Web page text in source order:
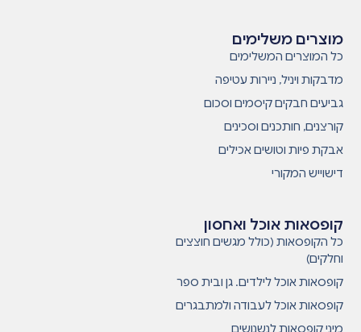
קופסאות אוכל ואחסון
כל הקופסאות (כולל מגשים חוצצים
וחלקים)
קופסאות אוכל לילדים. גן ובית ספר
קופסאות אוכל לעבודה ולמתבגרים
מיני קופסאות לנשנושים
מוצרים משלימים
כל המוצרים המשלימים
מדבקות ויניל, ניירות עטיפה
גביעים חבקים קיסמים וסכום
קורצנים, חותכנים וסכינים
אבקת פיות וטושים אכילים
דישוייש המקורי